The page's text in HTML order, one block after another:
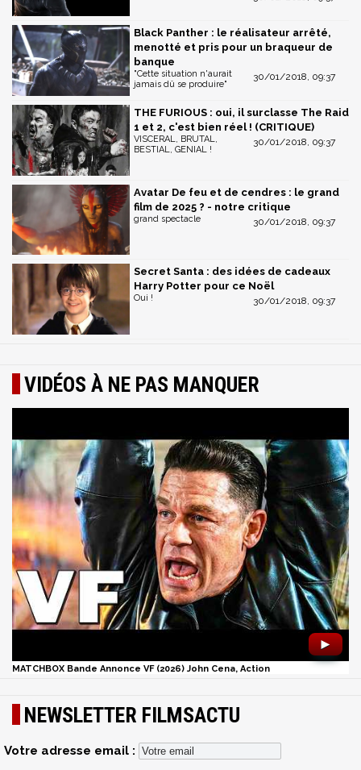
Black Panther : le réalisateur arrêté,
menotté et pris pour un braqueur de
banque
30/01/2018, 09:37
"Cette situation n'aurait
jamais dû se produire"
THE FURIOUS : oui, il surclasse The Raid
1 et 2, c'est bien réel ! (CRITIQUE)
30/01/2018, 09:37
VISCERAL, BRUTAL,
BESTIAL, GENIAL !
Avatar De feu et de cendres : le grand
film de 2025 ? - notre critique
30/01/2018, 09:37
grand spectacle
Secret Santa : des idées de cadeaux
Harry Potter pour ce Noël
30/01/2018, 09:37
Oui !
VIDÉOS À NE PAS MANQUER
►
MATCHBOX Bande Annonce VF (2026) John Cena, Action
NEWSLETTER FILMSACTU
Votre adresse email :